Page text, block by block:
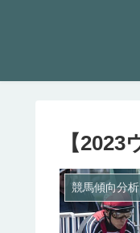
【
競馬傾向分析